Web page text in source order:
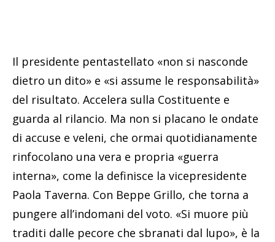
Il presidente pentastellato «non si nasconde
dietro un dito» e «si assume le responsabilità»
del risultato. Accelera sulla Costituente e
guarda al rilancio. Ma non si placano le ondate
di accuse e veleni, che ormai quotidianamente
rinfocolano una vera e propria «guerra
interna», come la definisce la vicepresidente
Paola Taverna. Con Beppe Grillo, che torna a
pungere all’indomani del voto. «Si muore più
traditi dalle pecore che sbranati dal lupo», è la